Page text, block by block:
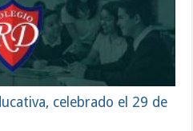
celebrado el 29 de